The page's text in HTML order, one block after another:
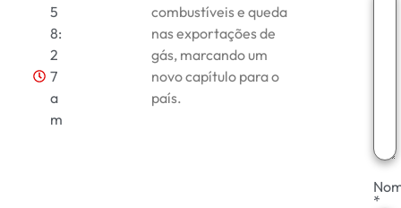
5
8:
2
7
a
m
combustíveis e queda
nas exportações de
gás, marcando um
novo capítulo para o
país.
*